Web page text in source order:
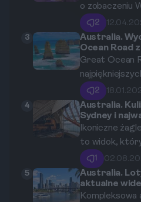
zatoczek i
życia.
o zobaczeniu
Ten
Ci wybrać
niezależnie od
i
podwodnego
2
3
Australia.
Ocean Road
Great Ocean
świecie. W
wszystkie
najlepiej
wycieczkę,
odwiedzić
2
4
Australia.
Sydney i
Ikoniczne
to widok,
się z Australią
z całego
historię,
oraz
1
5
Australia.
aktualne
najtańsze
Kompleksowa